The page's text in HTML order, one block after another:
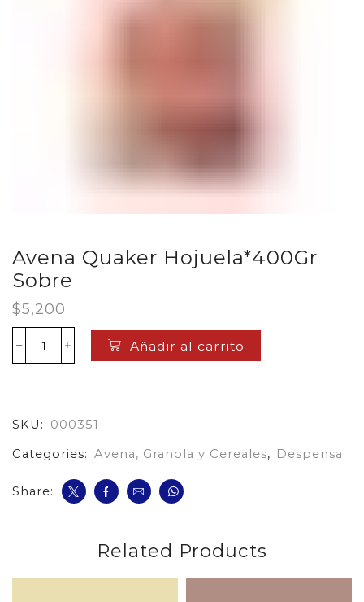
Avena Quaker Hojuela*400Gr
Sobre
$5,200
Avena
Quaker
Añadir al carrito
SKU:
000351
Categories: Avena, Granola y Cereales, Despensa
Share:
Related Products